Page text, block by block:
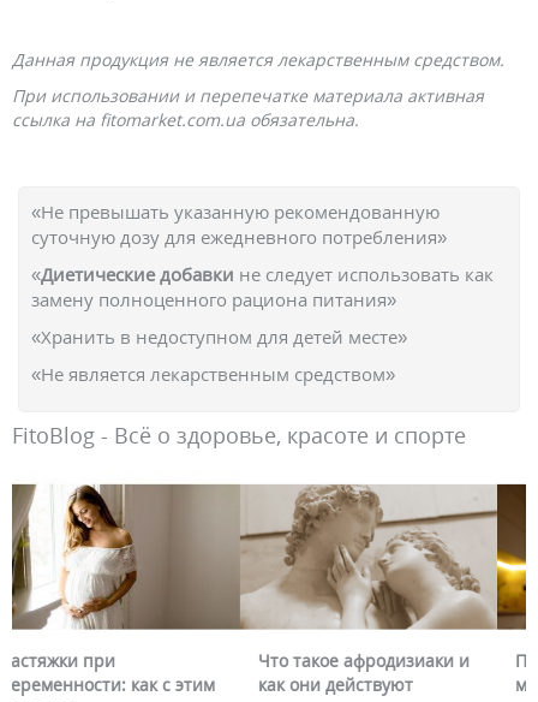
Данная продукция не является лекарственным средством.
При использовании и перепечатке материала активная
ссылка на fitomarket.com.ua обязательна.
«Не превышать указанную рекомендованную
суточную дозу для ежедневного потребления»
«Диетические добавки не следует использовать как
замену полноценного рациона питания»
«Хранить в недоступном для детей месте»
«Не является лекарственным средством»
FitoBlog - Всё о здоровье, красоте и спорте
Что такое афродизиаки и
как они действуют
Почему краснеет лицо и
можно ли это убрать